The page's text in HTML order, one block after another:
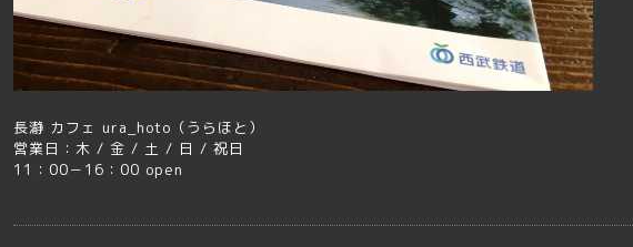
長瀞 カフェ ura_hoto（うらほと）
営業日：木 / 金 / 土 / 日 / 祝日
11：00－16：00 open